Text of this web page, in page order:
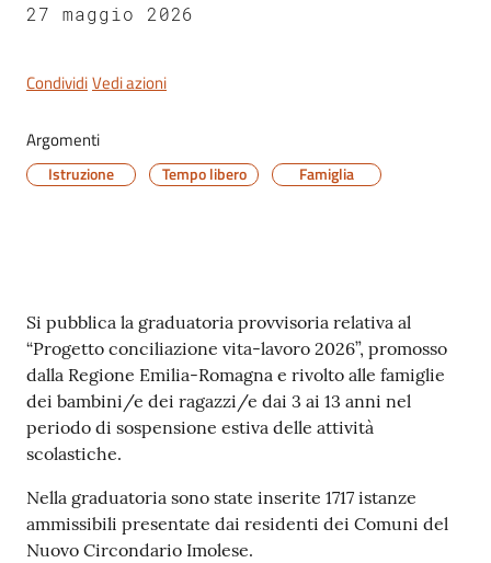
27 maggio 2026
CondividiVedi azioni
Argomenti
Istruzione Tempo libero Famiglia
Contenuto
Si pubblica la graduatoria provvisoria relativa al
“Progetto conciliazione vita-lavoro 2026”, promosso
dalla Regione Emilia-Romagna e rivolto alle famiglie
dei bambini/e dei ragazzi/e dai 3 ai 13 anni nel
periodo di sospensione estiva delle attività
scolastiche.
Nella graduatoria sono state inserite 1717 istanze
ammissibili presentate dai residenti dei Comuni del
Nuovo Circondario Imolese.